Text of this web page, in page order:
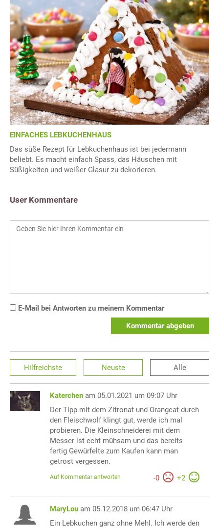
EINFACHES LEBKUCHENHAUS
Das süße Rezept für Lebkuchenhaus ist bei jedermann
beliebt. Es macht einfach Spass, das Häuschen mit
Süßigkeiten und weißer Glasur zu dekorieren.
User Kommentare
E-Mail bei Antworten zu meinem Kommentar
Kommentar abgeben
Hilfreichste Neuste Alle
Katerchen am 05.01.2021 um 09:07 Uhr
Der Tipp mit dem Zitronat und Orangeat durch
den Fleischwolf klingt gut, werde ich mal
probieren. Die Kleinschneiderei mit dem
Messer ist echt mühsam und das bereits
fertig Gewürfelte zum Kaufen kann man
getrost vergessen.
-0 +2
Auf Kommentar antworten
MaryLou am 05.12.2018 um 06:47 Uhr
Ein Lebkuchen ganz ohne Mehl. Ich werde den